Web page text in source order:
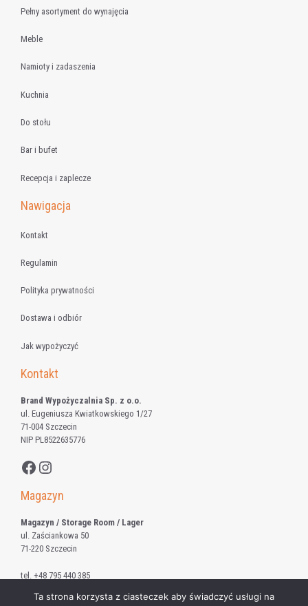
Pełny asortyment do wynajęcia
Meble
Namioty i zadaszenia
Kuchnia
Do stołu
Bar i bufet
Recepcja i zaplecze
Nawigacja
Kontakt
Regulamin
Polityka prywatności
Dostawa i odbiór
Jak wypożyczyć
Kontakt
Brand Wypożyczalnia Sp. z o.o.
ul. Eugeniusza Kwiatkowskiego 1/27
71-004 Szczecin
NIP PL8522635776
Facebook
Instagram
Magazyn
Magazyn / Storage Room / Lager
ul. Zaściankowa 50
71-220 Szczecin
tel. +48 795 440 385
Ta strona korzysta z ciasteczek aby świadczyć usługi na